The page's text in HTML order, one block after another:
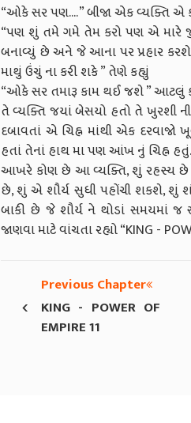
“ઓકે સર પણ.... ” બીજા એક વ્યક્તિ એ
“પણ શું તમે ગમે તેમ કરો પણ એ મારે
બનાવ્યું છે અને જે આના પર પ્રહાર
માથું ઉંચું ના કરી શકે ” તેણે કહ્યું
“ઓકે સર તમારૂ કામ થઈ જશે ” આટલું
તે વ્યક્તિ જયાં બેસયો હતો તે ખુરશી
દબાવતાં એ ચિહ્ન માંથી એક દરવાજો
હતાં તેનાં હાથ મા પણ આંખ નું ચિહ્ન હતું.
આખરે કોણ છે આ વ્યક્તિ, શું રહસ્ય છે
છે, શું એ શૌર્ય સુધી પહોંચી શકશે, શું
બાકી છે જે શૌર્ય ને થોડાં સમયમાં
જાણવા માટે વાંચતા રહ્યો “KING -
‹
Previous Chapter
KING - POWER OF
EMPIRE 11